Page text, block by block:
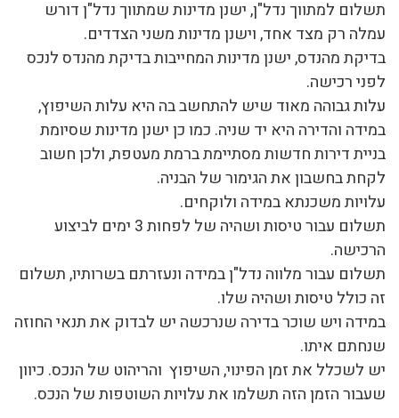
תשלום למתווך נדל"ן, ישנן מדינות שמתווך נדל"ן דורש
עמלה רק מצד אחד, וישנן מדינות משני הצדדים.
בדיקת מהנדס, ישנן מדינות המחייבות בדיקת מהנדס לנכס
לפני רכישה.
עלות גבוהה מאוד שיש להתחשב בה היא עלות השיפוץ,
במידה והדירה היא יד שניה. כמו כן ישנן מדינות שסיומת
בניית דירות חדשות מסתיימת ברמת מעטפת, ולכן חשוב
לקחת בחשבון את הגימור של הבניה.
עלויות משכנתא במידה ולוקחים.
תשלום עבור טיסות ושהיה של לפחות 3 ימים לביצוע
הרכישה.
תשלום עבור מלווה נדל"ן במידה ונעזרתם בשרותיו, תשלום
זה כולל טיסות ושהיה שלו.
במידה ויש שוכר בדירה שנרכשה יש לבדוק את תנאי החוזה
שנחתם איתו.
יש לשכלל את זמן הפינוי, השיפוץ והריהוט של הנכס. כיוון
שעבור הזמן הזה תשלמו את עלויות השוטפות של הנכס.